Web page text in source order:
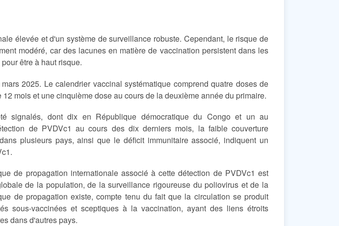
élevée et d'un système de surveillance robuste. Cependant, le risque de
modéré, car des lacunes en matière de vaccination persistent dans les
être à haut risque.
2025. Le calendrier vaccinal systématique comprend quatre doses de
mois et une cinquième dose au cours de la deuxième année du primaire.
signalés, dont dix en République démocratique du Congo et un au
de PVDVc1 au cours des dix derniers mois, la faible couverture
plusieurs pays, ainsi que le déficit immunitaire associé, indiquent un
de propagation internationale associé à cette détection de PVDVc1 est
de la population, de la surveillance rigoureuse du poliovirus et de la
de propagation existe, compte tenu du fait que la circulation se produit
sous-vaccinées et sceptiques à la vaccination, ayant des liens étroits
dans d'autres pays.